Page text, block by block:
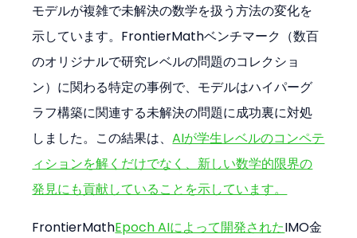
モデルが複雑で未解決の数学を扱う方法の変化を
示しています。FrontierMathベンチマーク（数百
のオリジナルで研究レベルの問題のコレクショ
ン）に関わる特定の事例で、モデルはハイパーグ
ラフ構築に関連する未解決の問題に成功裏に対処
しました。この結果は、AIが学生レベルのコンペテ
ィションを解くだけでなく、新しい数学的限界の
発見にも貢献していることを示しています。
FrontierMathEpoch AIによって開発されたIMO金